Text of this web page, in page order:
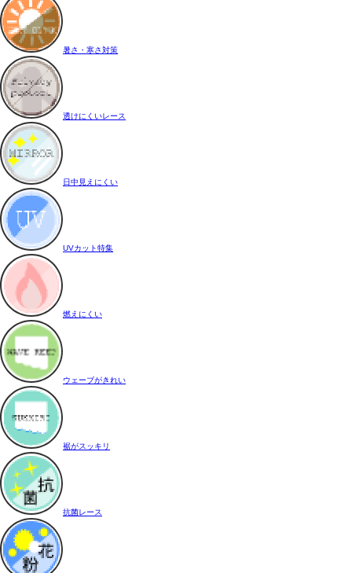
暑さ・寒さ対策
透けにくいレース
日中見えにくい
UVカット特集
燃えにくい
ウェーブがきれい
裾がスッキリ
抗菌レース